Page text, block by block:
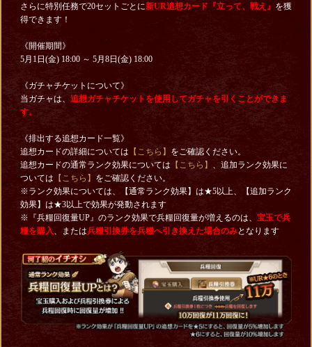
さらに特別任務で20セットごとに新UR追想カード『立って、戦え』 を獲
得できます！
《開催期間》
5月1日(金) 18:00 ～ 5月8日(金) 18:00
《ガチャチケットについて》
当ガチャは、 追想ガチャチケットを使用してガチャを引くことができま
す。
《排出する追想カード一覧》
追想カードの詳細については 【こちら】 をご確認ください。
追想カードの通常ランク効果については 【こちら】 、追加ランク効果に
ついては 【こちら】 をご確認ください。
※ランク効果については、【通常ランク効果】は★5以上、【追加ランク
効果】は★3以上で効果が発動されます
※『兵糧回復量UP』のランク効果で兵糧回復量が増えるのは、 宝玉で兵
糧を購入、または兵糧引換券を兵糧へ引き換えた場合のみとなります